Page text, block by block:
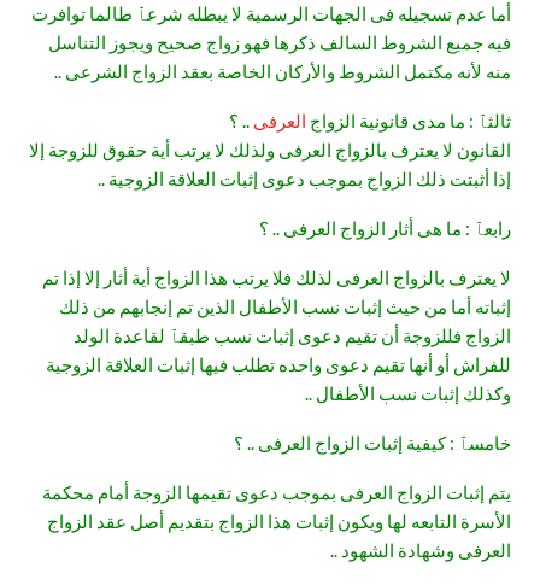
أما عدم تسجيله فى الجهات الرسمية لا يبطله شرعٱ طالما توافرت
فيه جميع الشروط السالف ذكرها فهو زواج صحيح ويجوز التناسل
منه لأنه مكتمل الشروط والأركان الخاصة بعقد الزواج الشرعى ..
ثالثٱ : ما مدى قانونية الزواج العرفى .. ؟
القانون لا يعترف بالزواج العرفى ولذلك لا يرتب أية حقوق للزوجة إلا
إذا أثبتت ذلك الزواج بموجب دعوى إثبات العلاقة الزوجية ..
رابعٱ : ما هى أثار الزواج العرفى .. ؟
لا يعترف بالزواج العرفى لذلك فلا يرتب هذا الزواج أية أثار إلا إذا تم
إثباته أما من حيث إثبات نسب الأطفال الذين تم إنجابهم من ذلك
الزواج فللزوجة أن تقيم دعوى إثبات نسب طبقٱ لقاعدة الولد
للفراش أو أنها تقيم دعوى واحده تطلب فيها إثبات العلاقة الزوجية
وكذلك إثبات نسب الأطفال ..
خامسٱ : كيفية إثبات الزواج العرفى .. ؟
يتم إثبات الزواج العرفى بموجب دعوى تقيمها الزوجة أمام محكمة
الأسرة التابعه لها ويكون إثبات هذا الزواج بتقديم أصل عقد الزواج
العرفى وشهادة الشهود ..